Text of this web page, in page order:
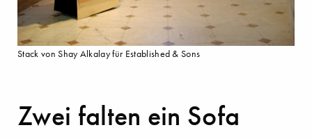
Zwei falten ein Sofa
Stack von Shay Alkalay für Established & Sons